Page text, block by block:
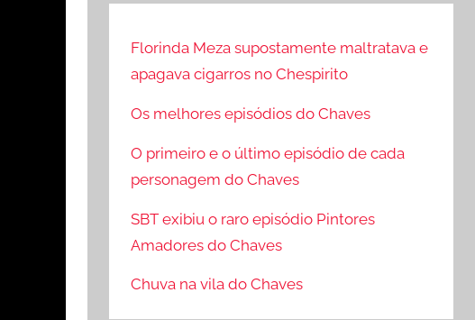
q
i
s
a
p
o
r
:
c
Florinda Meza supostamente maltratava e
apagava cigarros no Chespirito
Os melhores episódios do Chaves
O primeiro e o último episódio de cada
personagem do Chaves
SBT exibiu o raro episódio Pintores
Amadores do Chaves
Chuva na vila do Chaves